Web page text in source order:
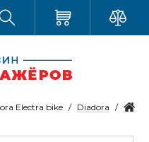
Diadora
Electra bike